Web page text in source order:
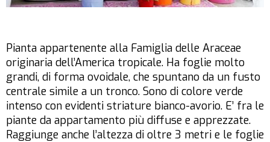
Pianta appartenente alla Famiglia delle Araceae
originaria dell’America tropicale. Ha foglie molto
grandi, di forma ovoidale, che spuntano da un fusto
centrale simile a un tronco. Sono di colore verde
intenso con evidenti striature bianco-avorio. E’ fra le
piante da appartamento più diffuse e apprezzate.
Raggiunge anche l’altezza di oltre 3 metri e le foglie